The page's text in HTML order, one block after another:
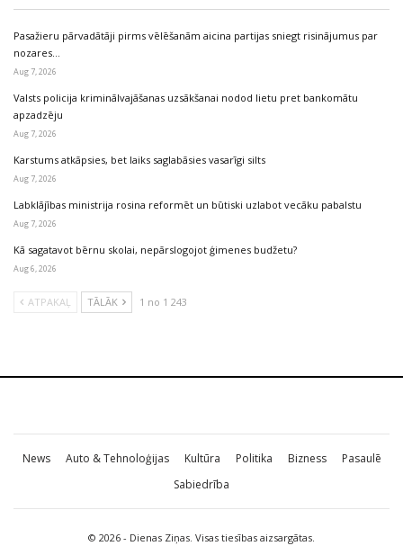
Pasažieru pārvadātāji pirms vēlēšanām aicina partijas sniegt risinājumus par
nozares…
Aug 7, 2026
Valsts policija kriminālvajāšanas uzsākšanai nodod lietu pret bankomātu
apzadzēju
Aug 7, 2026
Karstums atkāpsies, bet laiks saglabāsies vasarīgi silts
Aug 7, 2026
Labklājības ministrija rosina reformēt un būtiski uzlabot vecāku pabalstu
Aug 7, 2026
Kā sagatavot bērnu skolai, nepārslogojot ģimenes budžetu?
Aug 6, 2026
ATPAKAĻ TĀLĀK 1 no 1 243
News Auto & Tehnoloģijas Kultūra Politika Bizness
Pasaulē
Sabiedrība
© 2026 - Dienas Ziņas. Visas tiesības aizsargātas.